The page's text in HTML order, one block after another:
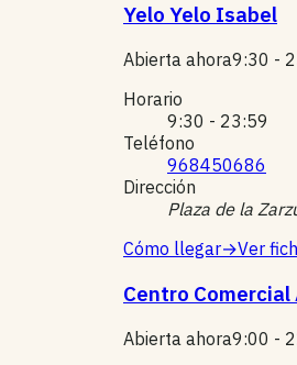
Yelo Yelo Isabel
Abierta ahora9:30 -
Horario
9:30 - 23:59
Teléfono
968450686
Dirección
Plaza de la
Cómo llegar→Ver
Centro
Abierta ahora9:00 -